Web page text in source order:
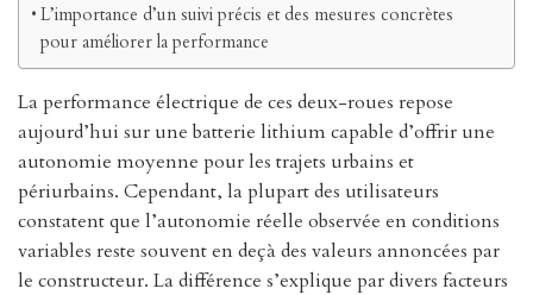
L’importance d’un suivi précis et des mesures concrètes
pour améliorer la performance
La performance électrique de ces deux-roues repose
aujourd’hui sur une batterie lithium capable d’offrir une
autonomie moyenne pour les trajets urbains et
périurbains. Cependant, la plupart des utilisateurs
constatent que l’autonomie réelle observée en conditions
variables reste souvent en deçà des valeurs annoncées par
le constructeur. La différence s’explique par divers facteurs